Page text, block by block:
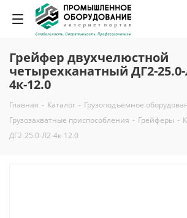
Грейфер двухчелюстной
четырехканатный ДГ2-
4к-12.0
Главная - Каталог - Грузоподъемное
Грузозахватные приспособления - Грейферы -
ДГ2-25.0-Л2-4к-12.0